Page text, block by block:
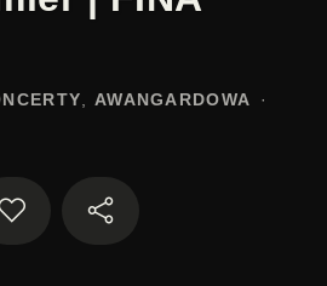
AWANGARDOWA